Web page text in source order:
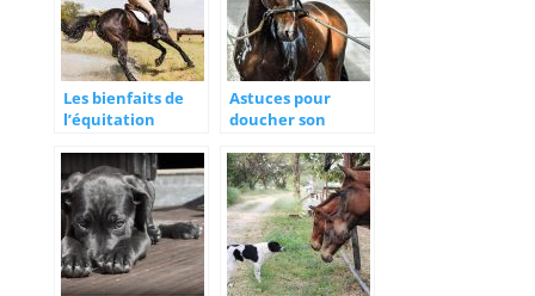
Les bienfaits de
l’équitation
la santé
Astuces pour
doucher son